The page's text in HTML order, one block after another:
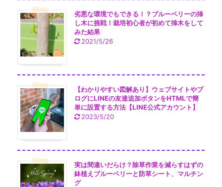
劣悪な環境でもできる！？ブルーベリーの挿
し木に挑戦！栽培初心者が初めて挿木をして
みた結果
2021/5/26
【わかりやすい図解あり】ウェブサイトやブ
ログにLINEの友達追加ボタンをHTMLで簡
単に設置する方法【LINE公式アカウント】
2023/5/20
実は間違いだらけ？除草作業を減らすはずの
鉢植えブルーベリーと防草シート、マルチン
グ